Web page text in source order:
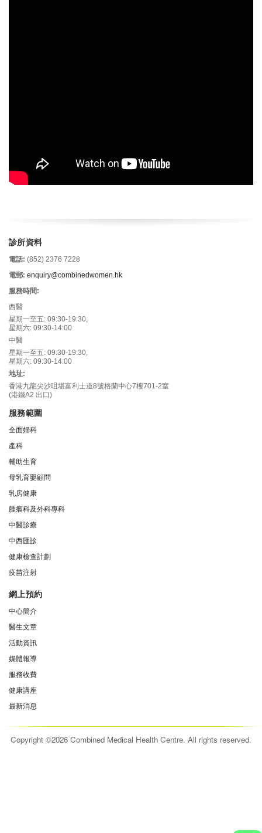
診所資料
電話: (852) 2376 7228
電郵: enquiry@combinedwomen.hk
服務時間:
西醫
星期一至五: 09:30-19:30,
星期六: 09:30-14:00
中醫
星期一至五: 09:30-19:30,
星期六: 09:30-14:00
地址:
香港九龍尖沙咀堪富利士道8號格蘭中心7樓701-2室
(港鐵A2 出口)
服務範圍
全面婦科
產科
輔助生育
母乳育嬰顧問
乳房健康
腫瘤科及外科專科
中醫診療
中西匯診
健康檢查計劃
疫苗注射
網上預約
中心簡介
醫生文章
活動資訊
媒體報導
服務收費
健康講座
最新消息
Copyright ©2026 Combined Medical Health Centre. All rights reserved.